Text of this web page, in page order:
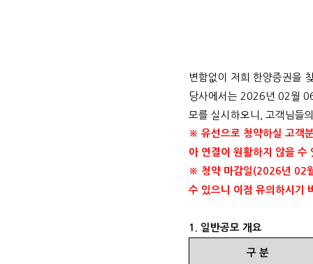
변함없이 저희 한양증권을
당사에서는 2026 년 02 월
모를 실시하오니
고객님들
※ 유선으로 청약하실 고객
아 연결이 원활하지 않을 수
※ 청약 마감일 (2026년 02
수 있으니 이점 유의하시기
1. 일반공모 개요
구 분